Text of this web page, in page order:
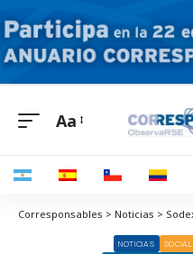
Aa
NOTICIAS SOCIAL